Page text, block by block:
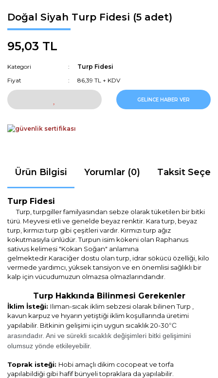
Doğal Siyah Turp Fidesi (5 adet)
95,03 TL
Kategori
Turp Fidesi
Fiyat
86,39 TL + KDV
GELİNCE HABER VER
Ürün Bilgisi Yorumlar (0) Taksit
Turp Fidesi
Turp, turpgiller familyasından sebze olarak tüketilen bir bitki
türü. Meyvesi etli ve genelde beyaz renktir. Kara turp, beyaz
turp, kırmızı turp gibi çeşitleri vardır. Kırmızı turp ağız
kokutmasıyla ünlüdür. Turpun isim kökeni olan Raphanus
sativus kelimesi "Kokan Soğan" anlamına
gelmektedir.Karaciğer dostu olan turp, idrar sökücü özelliği, kilo
vermede yardımcı, yüksek tansiyon ve en önemlisi sağlıklı bir
kalp için vücudumuzun olmazsa olmazlarındandır.
Turp Hakkında Bilinmesi Gerekenler
İklim İsteği: Ilıman-sıcak iklim sebzesi olarak bilinen Turp ,
kavun karpuz ve hıyarın yetiştiği iklim koşullarında üretimi
yapılabilir. Bitkinin gelişimi için uygun sıcaklık 20-30°C
arasındadır. Ani ve sürekli sıcaklık değişimleri bitki gelişimini
olumsuz yönde etkileyebilir.
Toprak isteği: Hobi amaçlı dikim cocopeat ve torfa
yapılabildiği gibi hafif bünyeli topraklara da yapılabilir.